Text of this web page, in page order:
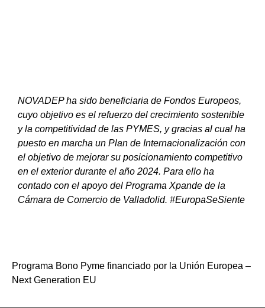
NOVADEP ha sido beneficiaria de Fondos Europeos,
cuyo objetivo es el refuerzo del crecimiento sostenible
y la competitividad de las PYMES, y gracias al cual ha
puesto en marcha un Plan de Internacionalización con
el objetivo de mejorar su posicionamiento competitivo
en el exterior durante el año 2024. Para ello ha
contado con el apoyo del Programa Xpande de la
Cámara de Comercio de Valladolid. #EuropaSeSiente
Programa Bono Pyme financiado por la Unión Europea –
Next Generation EU